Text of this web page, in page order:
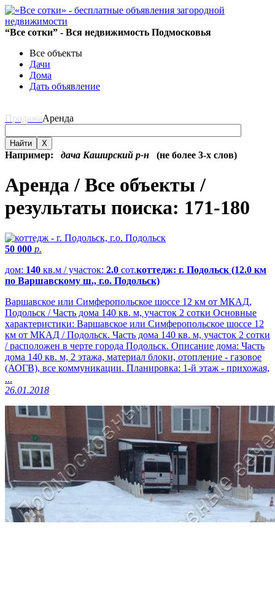
“Все сотки” - Вся недвижимость Подмосковья
Все объекты
Дачи
Дома
Дать объявление
ПродажаАренда
Найти X
Например: дача Каширский р-н (не более 3-х слов)
Аренда / Все объекты /
результаты поиска: 171-180
50 000 р.
дом: 140 кв.м / участок: 2.0 сот.коттедж: г. Подольск (12.0 км
по Варшавскому ш., г.о. Подольск)
Варшавское или Симферопольское шоссе 12 км от МКАД,
Подольск / Часть дома 140 кв. м, участок 2 сотки Основные
характеристики: Варшавское или Симферопольское шоссе 12
км от МКАД / Подольск. Часть дома 140 кв. м, участок 2 сотки
/ расположен в черте города Подольск. Описание дома: Часть
дома 140 кв. м, 2 этажа, материал блоки, отопление - газовое
(АОГВ), все коммуникации. Планировка: 1-й этаж - прихожая,
...
26.01.2018